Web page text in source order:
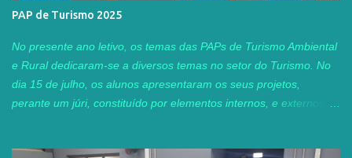
PAP de Turismo 2025
No presente ano letivo, os temas das PAPs de Turismo Ambiental
e Rural dedicaram-se a diversos temas no setor do Turismo. No
dia 15 de julho, os alunos apresentaram os seus projetos,
perante um júri, constituído por elementos internos, e externos ao